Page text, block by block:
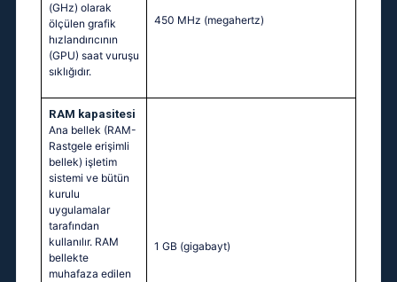
(GHz) olarak
ölçülen grafik
hızlandırıcının
(GPU) saat vuruşu
sıklığıdır.
450 MHz (megahertz)
RAM kapasitesi
Ana bellek (RAM-
Rastgele erişimli
bellek) işletim
sistemi ve bütün
kurulu
uygulamalar
tarafından
kullanılır. RAM
bellekte
muhafaza edilen
1 GB (gigabayt)